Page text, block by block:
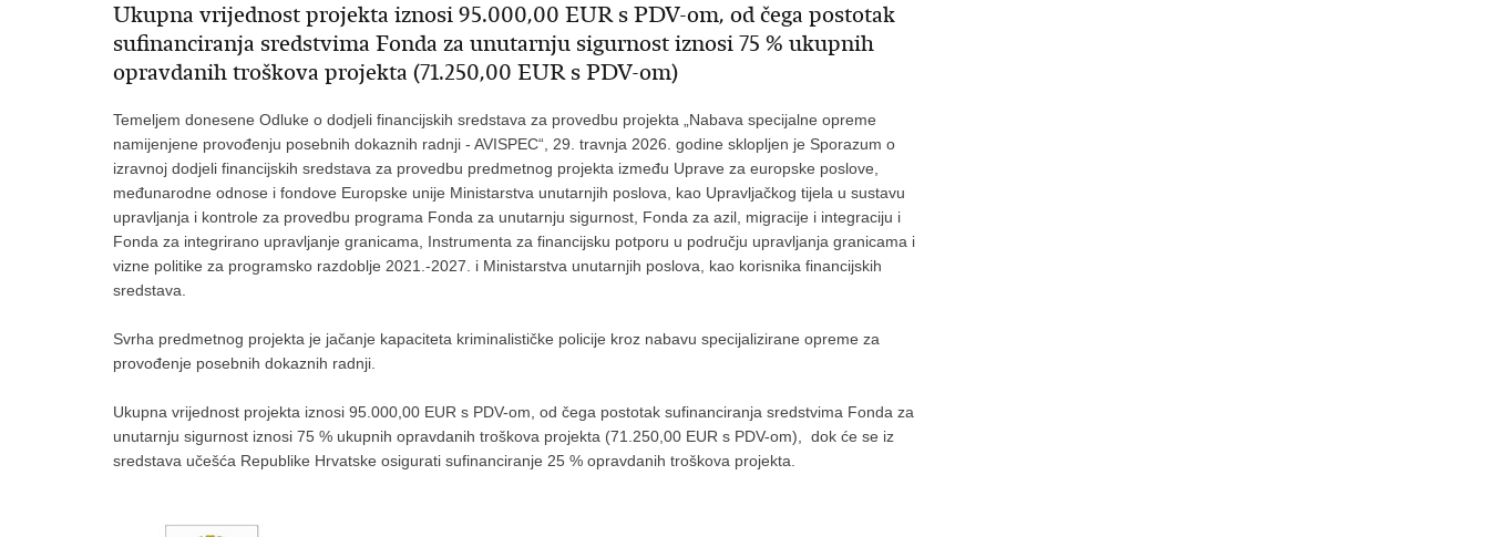
Ukupna vrijednost projekta iznosi 95.000,00 EUR s PDV-om, od čega postotak
sufinanciranja sredstvima Fonda za unutarnju sigurnost iznosi 75 % ukupnih
opravdanih troškova projekta (71.250,00 EUR s PDV-om)
Temeljem donesene Odluke o dodjeli financijskih sredstava za provedbu projekta „Nabava specijalne opreme
namijenjene provođenju posebnih dokaznih radnji - AVISPEC“, 29. travnja 2026. godine sklopljen je Sporazum o
izravnoj dodjeli financijskih sredstava za provedbu predmetnog projekta između Uprave za europske poslove,
međunarodne odnose i fondove Europske unije Ministarstva unutarnjih poslova, kao Upravljačkog tijela u sustavu
upravljanja i kontrole za provedbu programa Fonda za unutarnju sigurnost, Fonda za azil, migracije i integraciju i
Fonda za integrirano upravljanje granicama, Instrumenta za financijsku potporu u području upravljanja granicama i
vizne politike za programsko razdoblje 2021.-2027. i Ministarstva unutarnjih poslova, kao korisnika financijskih
sredstava.
Svrha predmetnog projekta je jačanje kapaciteta kriminalističke policije kroz nabavu specijalizirane opreme za
provođenje posebnih dokaznih radnji.
Ukupna vrijednost projekta iznosi 95.000,00 EUR s PDV-om, od čega postotak sufinanciranja sredstvima Fonda za
unutarnju sigurnost iznosi 75 % ukupnih opravdanih troškova projekta (71.250,00 EUR s PDV-om), dok će se iz
sredstava učešća Republike Hrvatske osigurati sufinanciranje 25 % opravdanih troškova projekta.